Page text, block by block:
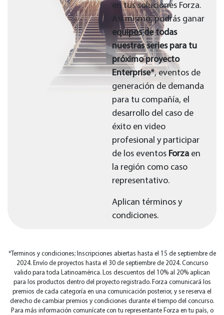
en tus soluciones Forza.
Asi mismo, podrás ganar
equipos de todas
nuestras series para tu
próximo proyecto
Enterprise*, eventos de
generación de demanda
para tu compañía, el
desarrollo del caso de
éxito en video
profesional y participar
de los eventos Forza en
la región como caso
representativo.
Aplican términos y
condiciones.
*Terminos y condiciones; Inscripciones abiertas hasta el 15 de septiembre de
2024. Envío de proyectos hasta el 30 de septiembre de 2024. Concurso
valido para toda Latinoamérica. Los descuentos del 10% al 20% aplican
para los productos dentro del proyecto registrado. Forza comunicará los
premios de cada categoría en una comunicación posterior, y se reserva el
derecho de cambiar premios y condiciones durante el tiempo del concurso.
Para más información comunícate con tu representante Forza en tu país, o